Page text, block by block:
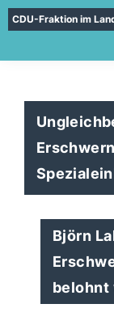
CDU-Fraktion im
Björn
belohnt